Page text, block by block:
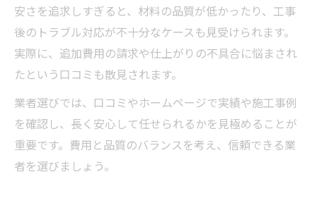
安さを追求しすぎると、材料の品質が低かったり、工事
後のトラブル対応が不十分なケースも見受けられます。
実際に、追加費用の請求や仕上がりの不具合に悩まされ
たという口コミも散見されます。
業者選びでは、口コミやホームページで実績や施工事例
を確認し、長く安心して任せられるかを見極めることが
重要です。費用と品質のバランスを考え、信頼できる業
者を選びましょう。